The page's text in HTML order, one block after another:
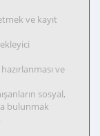
ve kayıt
ve
sosyal,
bulunmak